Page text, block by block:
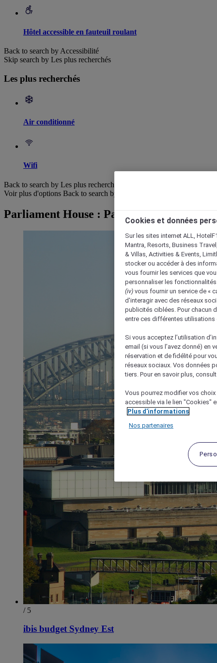
Hôtel accessible en fauteuil roulant
Back to search by Accessibilité
Skip search by Les plus recherchés
Les plus recherchés
Air conditionné
Wifi
Back to search by Les plus recherchés
Voir plus d'options Back to search by categories
Parliament House : Parcourir les hôtels
/ 5
ibis budget Sydney Est
Cookies et données
Sur les sites internet ALL,
Mantra, Resorts, Business
& Villas, Activities & Events,
stocker ou accéder à des
vous fournir les services que
personnaliser les
(iv) vous fournir un service de «
d'interagir avec des réseaux
publicités ciblées. Pour chacun
entre ces différentes utilisations
Si vous acceptez l’utilisation
email (si vous l’avez donné) en
réservation et de fidélité pour
réseaux sociaux. Vos données
tiers. Pour en savoir plus,
Vous pourrez modifier vos
accessible via le lien "Cookies"
Plus d'informations
Nos partenaires